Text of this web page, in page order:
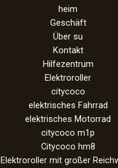
heim
Geschäft
Über su
Kontakt
Hilfezentrum
Elektroroller
citycoco
elektrisches Fahrrad
elektrisches Motorrad
citycoco m1p
Citycoco hm8
Elektroroller mit großer